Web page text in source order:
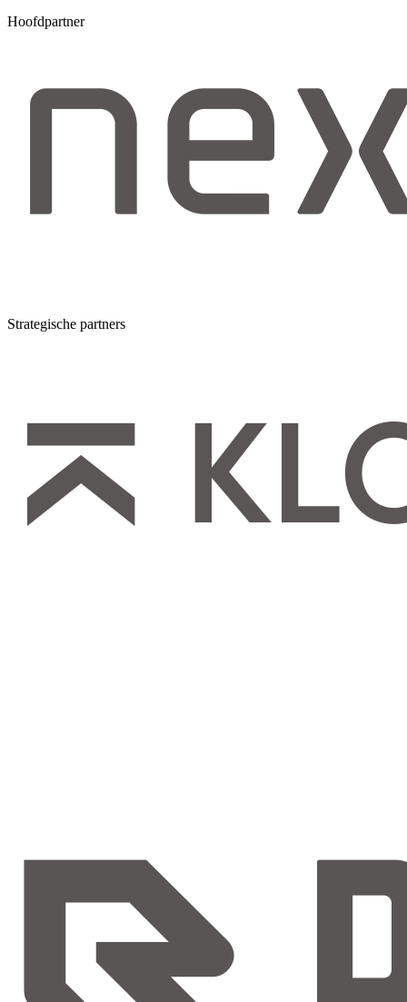
Hoofdpartner
Strategische partners